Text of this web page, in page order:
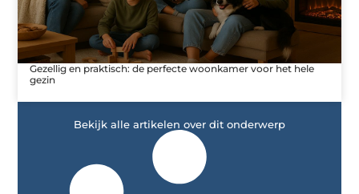
Gezellig en praktisch: de perfecte woonkamer voor het hele
gezin
Bekijk alle artikelen over dit onderwerp